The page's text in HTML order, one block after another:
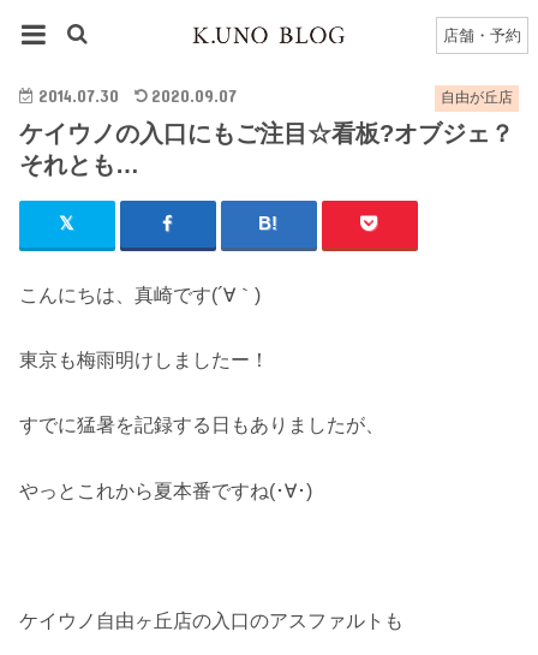
店舗・予約
ケイウノの入口にもご注目☆看板?オブジェ？それとも…
自由が丘店
2014.07.30 2020.09.07
ケイウノの入口にもご注目☆看板?オブジェ？
それとも…
こんにちは、真崎です(´∀｀)
東京も梅雨明けしましたー！
すでに猛暑を記録する日もありましたが、
やっとこれから夏本番ですね(･∀･)
ケイウノ自由ヶ丘店の入口のアスファルトも